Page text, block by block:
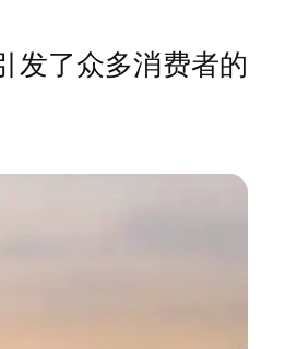
发了众多消费者的